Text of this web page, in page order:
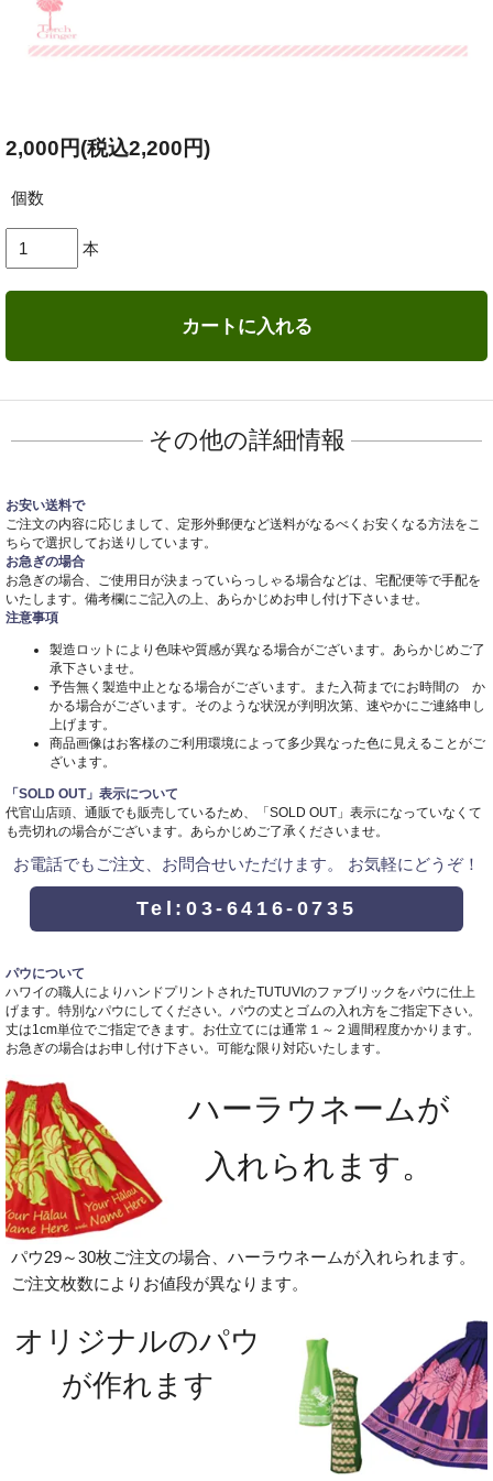
2,000円(税込2,200円)
個数
本
カートに入れる
その他の詳細情報
お安い送料で
ご注文の内容に応じまして、定形外郵便など送料がなるべくお安くなる方法をこ
ちらで選択してお送りしています。
お急ぎの場合
お急ぎの場合、ご使用日が決まっていらっしゃる場合などは、宅配便等で手配を
いたします。備考欄にご記入の上、あらかじめお申し付け下さいませ。
注意事項
製造ロットにより色味や質感が異なる場合がございます。あらかじめご了
承下さいませ。
予告無く製造中止となる場合がございます。また入荷までにお時間の か
かる場合がございます。そのような状況が判明次第、速やかにご連絡申し
上げます。
商品画像はお客様のご利用環境によって多少異なった色に見えることがご
ざいます。
「SOLD OUT」表示について
代官山店頭、通販でも販売しているため、「SOLD OUT」表示になっていなくて
も売切れの場合がございます。あらかじめご了承くださいませ。
お電話でもご注文、お問合せいただけます。 お気軽にどうぞ！
Tel:03-6416-0735
パウについて
ハワイの職人によりハンドプリントされたTUTUVIのファブリックをパウに仕上
げます。特別なパウにしてください。パウの丈とゴムの入れ方をご指定下さい。
丈は1cm単位でご指定できます。お仕立てには通常１～２週間程度かかります。
お急ぎの場合はお申し付け下さい。可能な限り対応いたします。
ハーラウネームが
入れられます。
パウ29～30枚ご注文の場合、ハーラウネームが入れられます。
ご注文枚数によりお値段が異なります。
オリジナルのパウ
が作れます